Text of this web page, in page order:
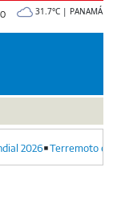
31.7°C | PANAMÁ
2026 Terremoto